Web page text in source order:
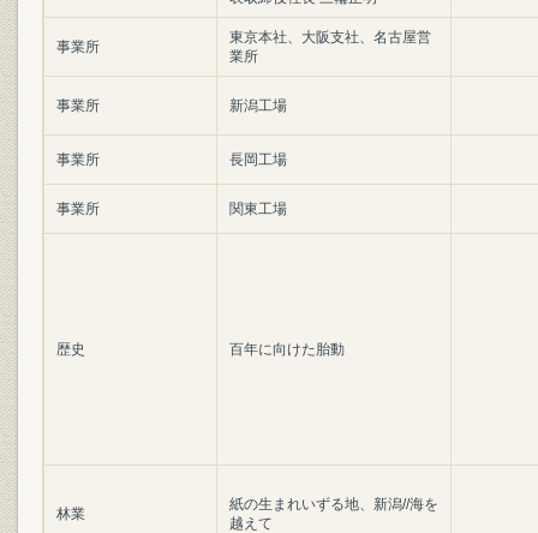
事業所
東京本社、大阪支社、名古屋営
業所
事業所 新潟工場
事業所 長岡工場
事業所 関東工場
歴史 百年に向けた胎動
林業
紙の生まれいずる地、新潟//海を
越えて